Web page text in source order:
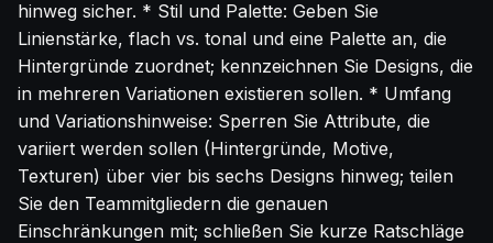
hinweg sicher. * Stil und Palette: Geben Sie
Linienstärke, flach vs. tonal und eine Palette an, die
Hintergründe zuordnet; kennzeichnen Sie Designs, die
in mehreren Variationen existieren sollen. * Umfang
und Variationshinweise: Sperren Sie Attribute, die
variiert werden sollen (Hintergründe, Motive,
Texturen) über vier bis sechs Designs hinweg; teilen
Sie den Teammitgliedern die genauen
Einschränkungen mit; schließen Sie kurze Ratschläge